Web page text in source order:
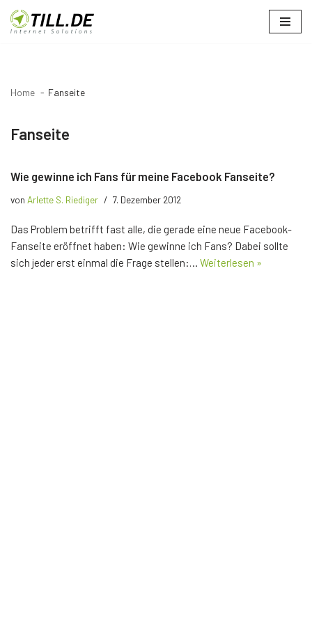
Zum
Home Fanseite
Fanseite
Wie gewinne ich Fans für meine Facebook Fanseite?
von Arlette S. Riediger 7. Dezember 2012
Das Problem betrifft fast alle, die gerade eine neue Facebook-
Fanseite eröffnet haben: Wie gewinne ich Fans? Dabei sollte
sich jeder erst einmal die Frage stellen:… Weiterlesen »